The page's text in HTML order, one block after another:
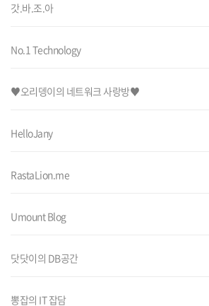
갓.바.조.아
No.1 Technology
♥오리뎅이의 네트워크 사랑방♥
HelloJany
RastaLion.me
Umount Blog
닷닷이의 DB공간
뽕잡의 IT 잡담